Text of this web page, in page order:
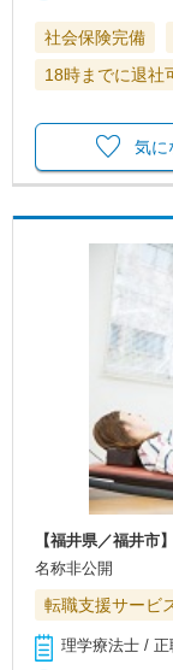
社会保険完備
18時までに退社
気に
【福井県／福井市
名称非公開
転職支援サービ
理学療法士 / 正